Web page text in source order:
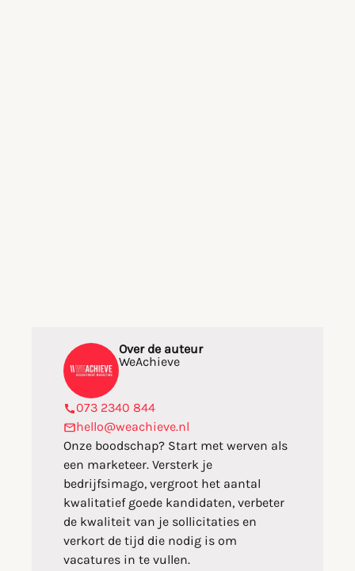
Over de auteur
WeAchieve
073 2340 844
hello@weachieve.nl
Onze boodschap? Start met werven als
een marketeer. Versterk je
bedrijfsimago, vergroot het aantal
kwalitatief goede kandidaten, verbeter
de kwaliteit van je sollicitaties en
verkort de tijd die nodig is om
vacatures in te vullen.